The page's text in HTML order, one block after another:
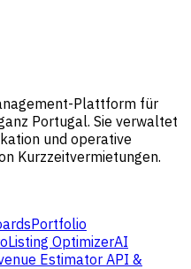
Plattform für
Portugal. Sie verwaltet
und operative
Kurzzeitvermietungen.
Portfolio
Listing OptimizerAI
Estimator API &